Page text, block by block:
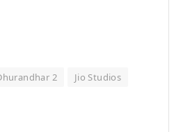
2
Jio Studios